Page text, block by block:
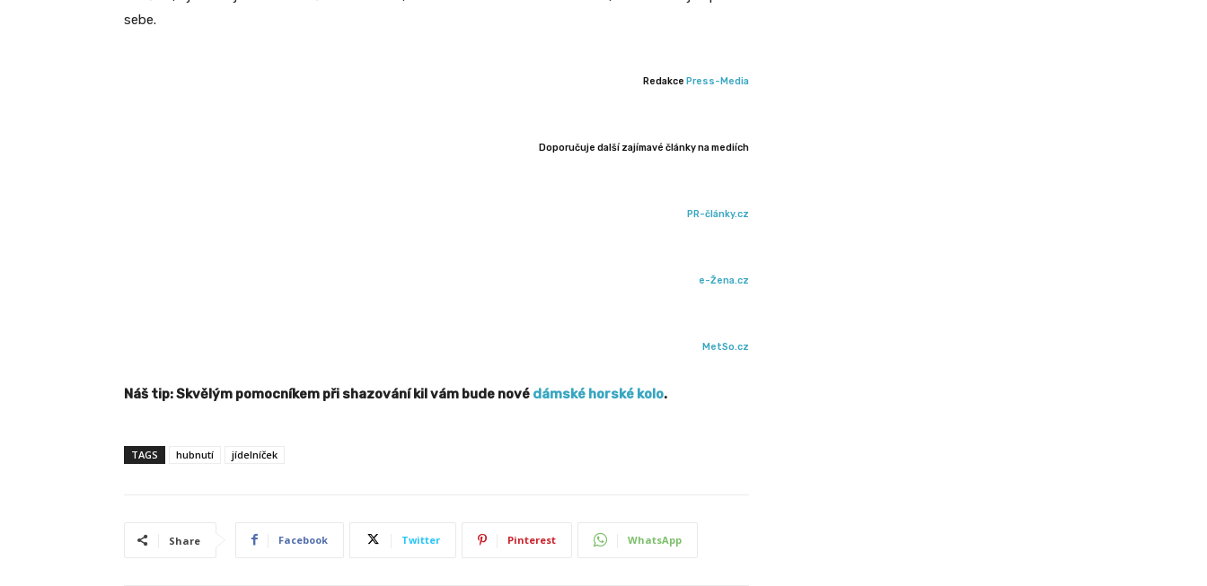
sebe.
Redakce Press-Media
Doporučuje další zajímavé články na mediích
PR-články.cz
e-Žena.cz
MetSo.cz
Náš tip: Skvělým pomocníkem při shazování kil vám bude nové dámské horské kolo.
TAGS hubnutí jídelníček
Share Facebook Twitter Pinterest WhatsApp